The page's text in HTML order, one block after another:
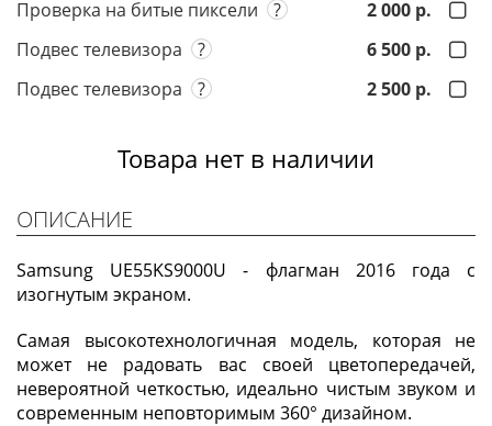
Проверка на битые пиксели ?
2 000 р.
Подвес телевизора
?
6 500 р.
Подвес телевизора
? 2 500 р.
Товара нет в наличии
ОПИСАНИЕ
Samsung UE55KS9000U - флагман 2016 года с
изогнутым экраном.
Самая высокотехнологичная модель, которая не
может не радовать вас своей цветопередачей,
невероятной четкостью, идеально чистым звуком и
современным неповторимым 360° дизайном.